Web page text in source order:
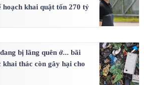
hoạch khai quật tốn 270 tỷ
bị lãng quên ở... bãi
khai thác còn gây hại cho